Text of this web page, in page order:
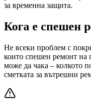
за временна защита.
Кога е спешен
Не всеки проблем с
които спешен ремонт на
може да чака – колкото
сметката за вътрешни